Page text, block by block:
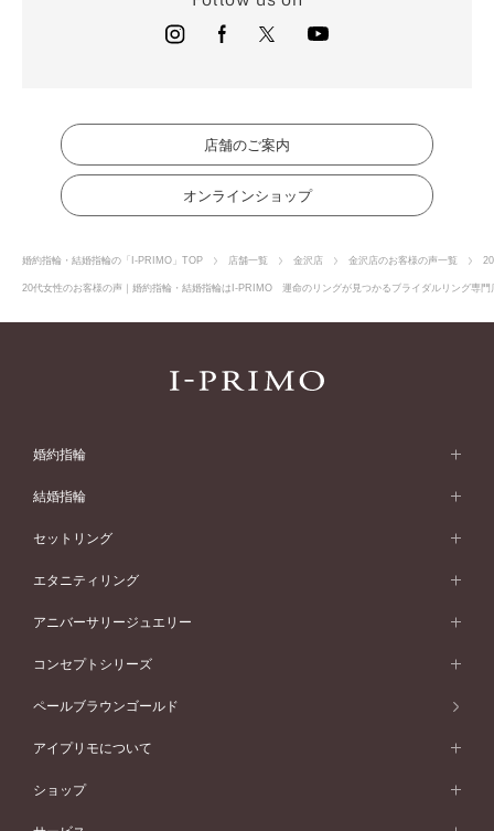
店舗のご案内
オンラインショップ
婚約指輪・結婚指輪の「I-PRIMO」TOP 店舗一覧 金沢店 金沢店のお客様の声一覧
20代女性のお客様の声｜婚約指輪・結婚指輪はI-PRIMO 運命のリングが見つかるブライダルリング専
婚約指輪
婚約指輪 (エンゲージリング)
婚約指輪一覧
ピンクゴールド
ペールブラウンゴールド
ウェーブライン
V字ライン
ワンサイドメレ
ダブルサイドメレ
シンプル
フェミニン
モード
50万円台～
40万円台～
30万円台～
婚約指輪 人気ランキング
結婚指輪
結婚指輪 (マリッジリング)
結婚指輪一覧
ピンクゴールド
ペールブラウンゴールド
ウェーブライン
V字ライン
ワンメレ
セベラルメレ
シンプル
フェミニン
モード
50万円～
セットリング
セットリング
セットリング一覧
ピンクゴールド
ペールブラウンゴールド
エタニティリング
エタニティリング
エタニティリング一覧
ピンクゴールド
ペールブラウンゴールド
アニバーサリージュエリー
アニバーサリージュエリー
アニバーサリージュエリー一覧
ファッションリング
コンセプトシリーズ
コンセプトシリーズ
オリジンビリーフ
ペールブラウンゴールド
アイプリモについて
アイプリモについて
パーソナルハンド診断
ショップ
店舗一覧